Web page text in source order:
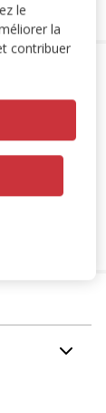
le
la
contribuer